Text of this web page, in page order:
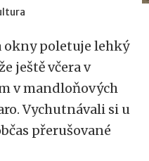
okny poletuje lehký
ještě včera v
v mandloňových
Vychutnávali si u
přerušované